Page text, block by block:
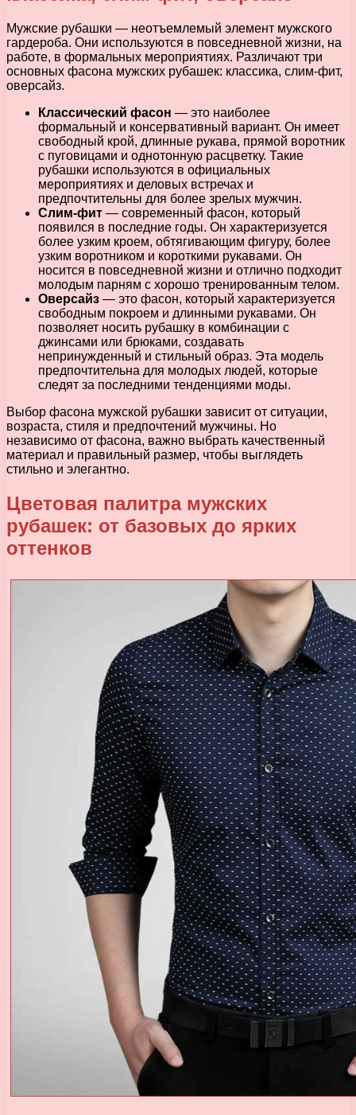
Мужские рубашки — неотъемлемый элемент мужского
гардероба. Они используются в повседневной жизни, на
работе, в формальных мероприятиях. Различают три
основных фасона мужских рубашек: классика, слим-фит,
оверсайз.
Классический фасон — это наиболее
формальный и консервативный вариант. Он имеет
свободный крой, длинные рукава, прямой воротник
с пуговицами и однотонную расцветку. Такие
рубашки используются в официальных
мероприятиях и деловых встречах и
предпочтительны для более зрелых мужчин.
Слим-фит — современный фасон, который
появился в последние годы. Он характеризуется
более узким кроем, обтягивающим фигуру, более
узким воротником и короткими рукавами. Он
носится в повседневной жизни и отлично подходит
молодым парням с хорошо тренированным телом.
Оверсайз — это фасон, который характеризуется
свободным покроем и длинными рукавами. Он
позволяет носить рубашку в комбинации с
джинсами или брюками, создавать
непринужденный и стильный образ. Эта модель
предпочтительна для молодых людей, которые
следят за последними тенденциями моды.
Выбор фасона мужской рубашки зависит от ситуации,
возраста, стиля и предпочтений мужчины. Но
независимо от фасона, важно выбрать качественный
материал и правильный размер, чтобы выглядеть
стильно и элегантно.
Цветовая палитра мужских
рубашек: от базовых до ярких
оттенков